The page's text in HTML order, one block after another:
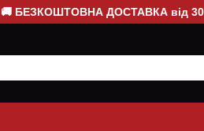
🚚 БЕЗКОШТОВНА ДОСТАВКА від